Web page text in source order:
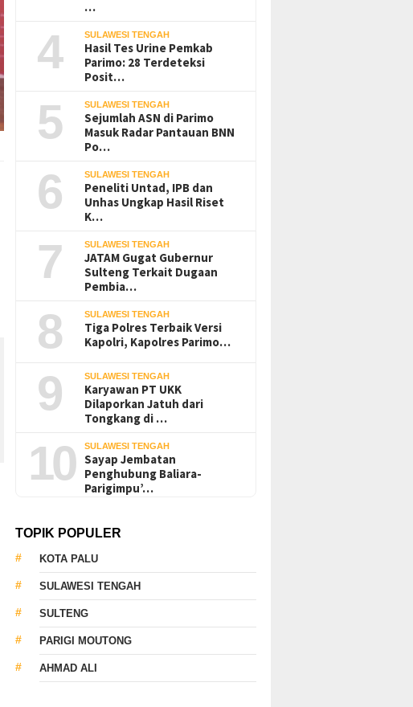
…
4 SULAWESI TENGAH
Hasil Tes Urine Pemkab
Parimo: 28 Terdeteksi
Posit…
5 SULAWESI TENGAH
Sejumlah ASN di Parimo
Masuk Radar Pantauan BNN
Po…
6 SULAWESI TENGAH
Peneliti Untad, IPB dan
Unhas Ungkap Hasil Riset
K…
7 SULAWESI TENGAH
JATAM Gugat Gubernur
Sulteng Terkait Dugaan
Pembia…
8 SULAWESI TENGAH
Tiga Polres Terbaik Versi
Kapolri, Kapolres Parimo…
9 SULAWESI TENGAH
Karyawan PT UKK
Dilaporkan Jatuh dari
Tongkang di …
10 SULAWESI TENGAH
Sayap Jembatan
Penghubung Baliara-
Parigimpu’…
TOPIK POPULER
KOTA PALU
SULAWESI TENGAH
SULTENG
PARIGI MOUTONG
AHMAD ALI